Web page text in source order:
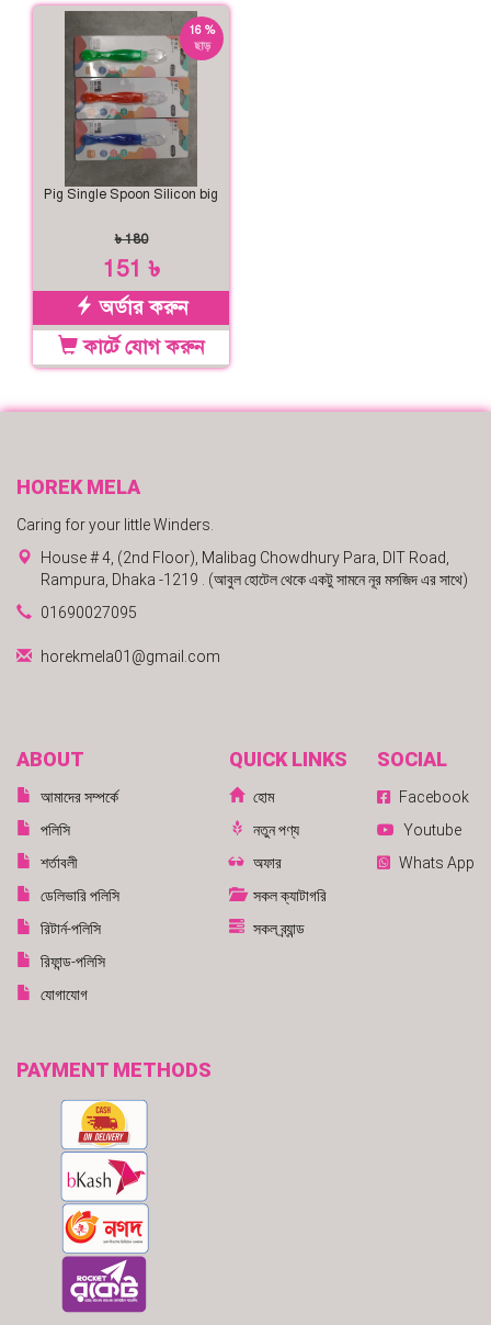
16 %
ছাড়
Pig Single Spoon Silicon big
৳ 180
151 ৳
অর্ডার করুন
কার্টে যোগ করুন
HOREK MELA
Caring for your little Winders.
House # 4, (2nd Floor), Malibag Chowdhury Para, DIT Road,
Rampura, Dhaka -1219 . (আবুল হোটেল থেকে একটু সামনে নূর মসজিদ এর সাথে)
01690027095
horekmela01@gmail.com
ABOUT
আমাদের সম্পর্কে
পলিসি
শর্তাবলী
ডেলিভারি পলিসি
রিটার্ন-পলিসি
রিফান্ড-পলিসি
যোগাযোগ
QUICK LINKS
হোম
নতুন পণ্য
অফার
সকল ক্যাটাগরি
সকল ব্র্যান্ড
SOCIAL
Facebook
Youtube
Whats App
PAYMENT METHODS